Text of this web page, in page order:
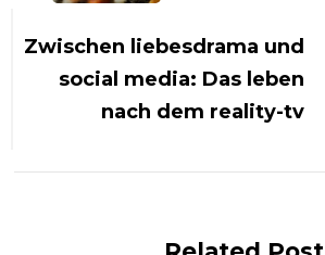
Zwischen liebesdrama und
social media: Das leben
nach dem reality-tv